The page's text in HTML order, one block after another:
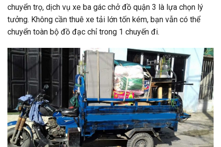
chuyển trọ, dịch vụ xe ba gác chở đồ quận 3 là lựa chọn lý
tưởng. Không cần thuê xe tải lớn tốn kém, bạn vẫn có thể
chuyển toàn bộ đồ đạc chỉ trong 1 chuyến đi.